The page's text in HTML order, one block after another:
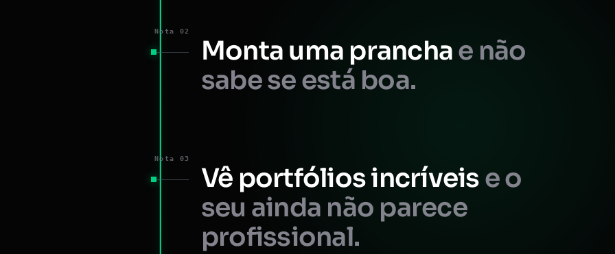
Nota 02
Monta uma pranchae não
sabe se está boa.
Nota 03
Vê portfólios incríveise o
seu ainda não parece
profissional.